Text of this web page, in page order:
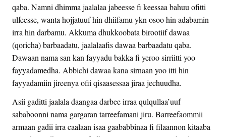
qaba. Namni dhimma jaalalaa jabeesse fi keessaa bahuu ofitti
ulfeesse, wanta hojjatuuf hin dhiifamu ykn osoo hin adabamin
irra hin darbamu. Akkuma dhukkoobata birootiif dawaa
(qoricha) barbaadatu, jaalalaafis dawaa barbaadatu qaba.
Dawaan nama san kan fayyadu bakka fi yeroo sirriitti yoo
fayyadamedha. Abbichi dawaa kana sirnaan yoo itti hin
fayyadamiin jireenya ofii qisaasessaa jiraa jechuudha.
Asii gaditti jaalala daangaa darbee irraa qulqullaa’uuf
sababoonni nama gargaran tarreefamani jiru. Barreefaommii
armaan gadii irra caalaan isaa gaababbinaa fi filaannon kitaaba